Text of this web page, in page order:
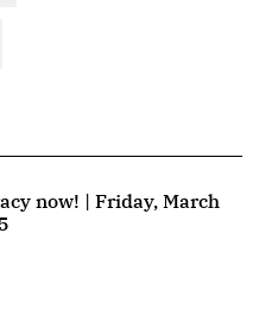
now! | Friday, March